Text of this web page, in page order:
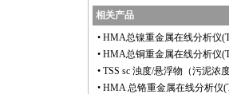
相关产品
• HMA总镍重金属在线分析仪
• HMA总铜重金属在线分析仪
• TSS sc 浊度/悬浮物（污泥浓
• HMA 总铬重金属在线分析仪